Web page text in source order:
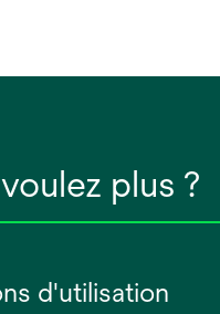
plus ?
d'utilisation